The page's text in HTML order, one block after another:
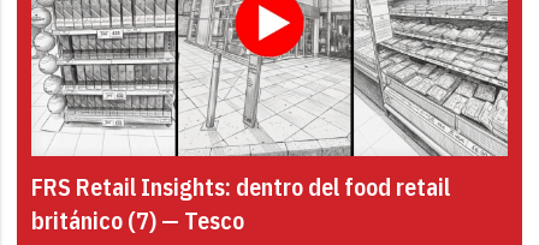
FRS Retail Insights: dentro del food retail
británico (7) — Tesco